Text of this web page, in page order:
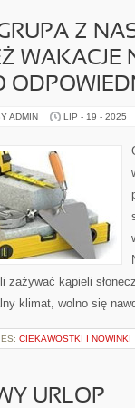
Z
ADMIN LIP - 19 - 2025
zażywać kąpieli
klimat, wolno się
CIEKAWOSTKI I NOWINKI
URLOP